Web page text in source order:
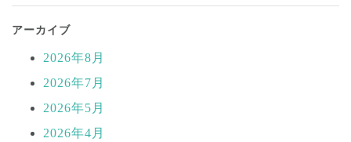
アーカイブ
2026年8月
2026年7月
2026年5月
2026年4月